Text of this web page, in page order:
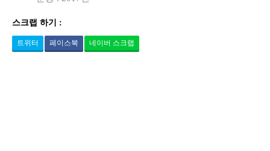
스크랩 하기 :
트위터 페이스북 네이버 스크랩